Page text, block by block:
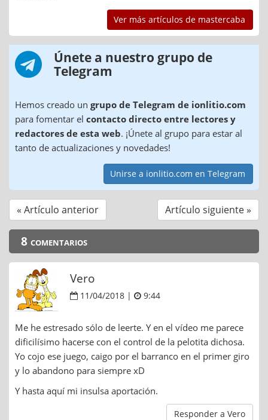
Ver más artículos de mastercaba
Únete a nuestro grupo de
Telegram
Hemos creado un grupo de Telegram de ionlitio.com
para fomentar el contacto directo entre lectores y
redactores de esta web. ¡Únete al grupo para estar al
tanto de actualizaciones y novedades!
Unirse a ionlitio.com en Telegram
« Artículo anterior Artículo siguiente »
8 comentarios
Vero
11/04/2018 | 9:44
Me he estresado sólo de leerte. Y en el vídeo me parece
dificilísimo hacerse con el control de la pelotita dichosa.
Yo cojo ese juego, caigo por el barranco en el primer giro
y lo abandono para siempre xD
Y hasta aquí mi insulsa aportación.
Responder a Vero